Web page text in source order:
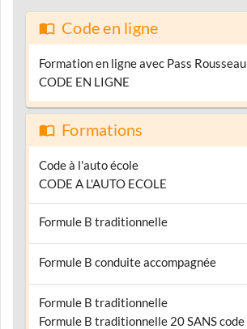
Code en ligne
Formation en ligne avec Pass Rousseau
CODE EN LIGNE
Formations
Code à l'auto école
CODE A L'AUTO ECOLE
Formule B traditionnelle
Formule B conduite accompagnée
Formule B traditionnelle
Formule B traditionnelle 20 SANS code